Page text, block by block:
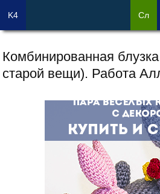
Комбинированная
старой вещи). Работа
K4 Сл